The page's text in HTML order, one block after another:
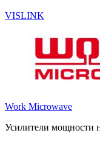
VISLINK
Work Microwave
Усилители мощности